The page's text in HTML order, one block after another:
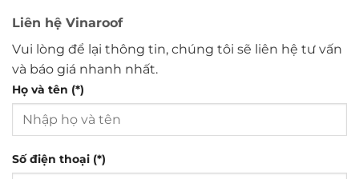
Liên hệ Vinaroof
Vui lòng để lại thông tin, chúng tôi sẽ liên hệ tư vấn
và báo giá nhanh nhất.
Họ và tên (*)
Số điện thoại (*)